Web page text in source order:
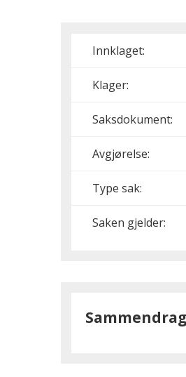
Innklaget:
Klager:
Saksdokument:
Avgjørelse:
Type sak:
Saken gjelder:
Sammendrag